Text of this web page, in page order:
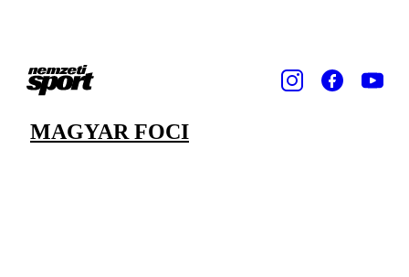
MAGYAR FOCI